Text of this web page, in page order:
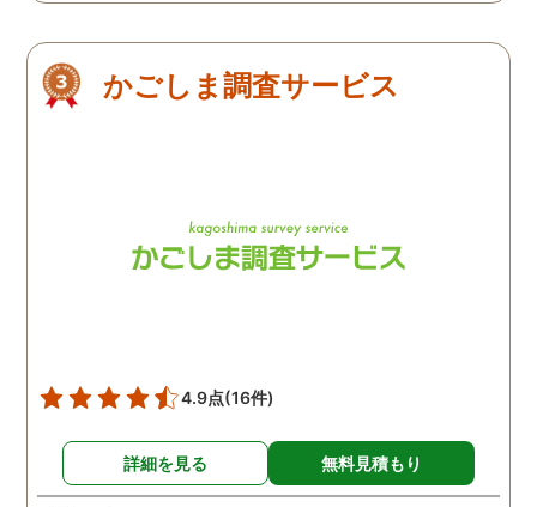
います。 これからもお身体
に苦しんでいる方々の為に
がんばってください👍！ …
かごしま調査サービス
4.9点(16件)
詳細を見る 無料見積もり